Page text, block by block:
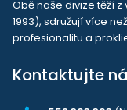
Obě naše divize těží
1993), sdružují více
profesionalitu a
Kontaktujte